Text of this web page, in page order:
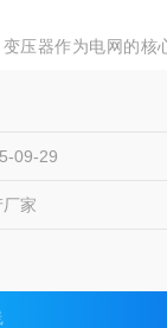
压器作为电网的核
，传统监测手段已
，通过捕捉设备运
09-29
家